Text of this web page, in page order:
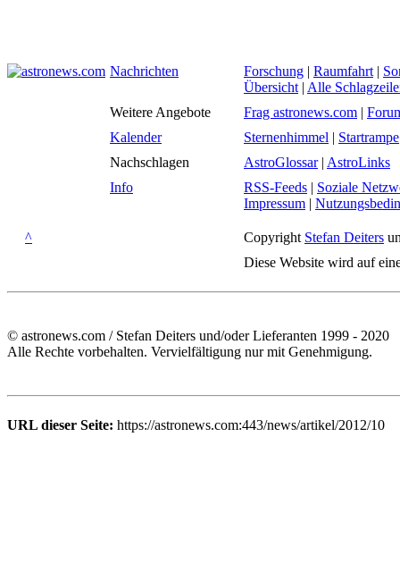
Nachrichten Forschung | Raumfahrt |
Übersicht | Alle
Weitere Angebote
Frag astronews.com |
Kalender
Sternenhimmel | Startrampe
Nachschlagen
AstroGlossar| AstroLinks
Info
RSS-Feeds | Soziale
Impressum |
^ Copyright Stefan Deiters
Diese Website wird auf
© astronews.com / Stefan Deiters und/oder Lieferanten 1999 - 2020
Alle Rechte vorbehalten. Vervielfältigung nur mit Genehmigung.
URL dieser Seite: https://astronews.com:443/news/artikel/2012/10